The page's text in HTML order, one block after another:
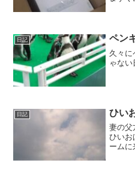
日記 ペン
久々に
ゃない
日記 ひい
妻の父
ひいお
ームに